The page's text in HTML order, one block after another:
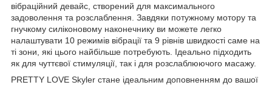
вібраційний девайс, створений для максимального
задоволення та розслаблення. Завдяки потужному мотору та
гнучкому силіконовому наконечнику ви можете легко
налаштувати 10 режимів вібрації та 9 рівнів швидкості саме на
ті зони, які цього найбільше потребують. Ідеально підходить
як для чуттєвої стимуляції, так і для розслаблюючого масажу.
PRETTY LOVE Skyler стане ідеальним доповненням до вашої